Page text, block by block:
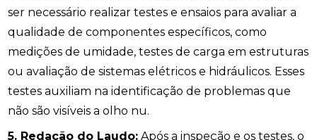
ser necessário realizar testes e ensaios para avaliar a
qualidade de componentes específicos, como
medições de umidade, testes de carga em estruturas
ou avaliação de sistemas elétricos e hidráulicos. Esses
testes auxiliam na identificação de problemas que
não são visíveis a olho nu.
5. Redação do Laudo: Após a inspeção e os testes, o